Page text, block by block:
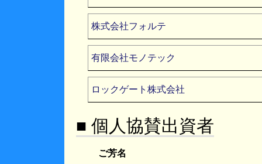
株式会社フォルテ
有限会社モノテック
ロックゲート株式会社
■ 個人協賛出資者
ご芳名